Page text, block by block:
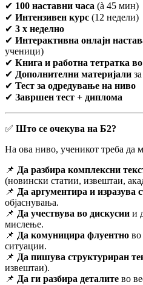
✔ 100 наставни часа (à 45 мин)
✔ Интензивен курс (12 недели)
✔ 3 x неделно
✔ Интерактивна онлајн
ученици)
✔ Книга и работна тетратка
✔ Дополнителни материјали
✔ Тест за одредување на ниво
✔ Завршен тест + диплома
✅ Што се очекува на Б2?
На ова ниво, ученикот треба да
📌 Да разбира комплексни
(новински статии, извештаи,
📌 Да аргументира и изразува
објаснувања.
📌 Да учествува во дискусии и
мислење.
📌 Да комуницира флуентно
ситуации.
📌 Да пишува структуриран
извештаи).
📌 Да ги разбира деталите во